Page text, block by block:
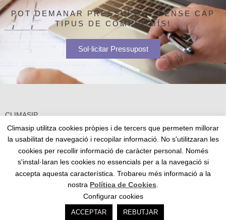
POT DEMANAR PRESSUPOST SENSE CAP
TIPUS DE COMPROMÍS!
Sol·licitar Pressupost
CLIMASIP
C/A Núm. 73 · P.I.
El Camí dels Frares, 25191 – Lleida
973 25 72 77– climasip@climasip.es
Avís legalCookiesPolítica de Privacitat
Climasip utilitza cookies pròpies i de tercers que permeten millorar
la usabilitat de navegació i recopilar informació. No s'utilitzaran les
cookies per recollir informació de caràcter personal. Només
s'instal·laran les cookies no essencials per a la navegació si
accepta aquesta característica. Trobareu més informació a la
nostra Política de Cookies.
Configurar cookies
ACCEPTAR REBUTJAR